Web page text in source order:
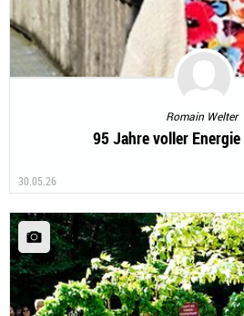
Romain Welter
95 Jahre voller
30.05.26